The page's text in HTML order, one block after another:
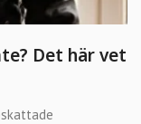
Det här vet